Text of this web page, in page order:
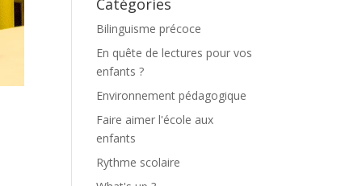
Catégories
Bilinguisme précoce
En quête de lectures pour vos
enfants ?
Environnement pédagogique
Faire aimer l'école aux
enfants
Rythme scolaire